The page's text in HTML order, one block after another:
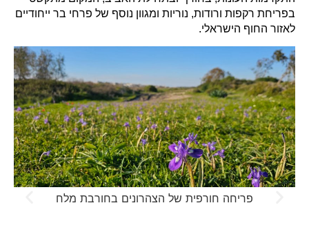
בפריחת רקפות ורודות, נוריות ומגוון נוסף של פרחי בר ייחודיים
לאזור החוף הישראלי.
חורבת מלח במראה החורפי עטוף הירוק